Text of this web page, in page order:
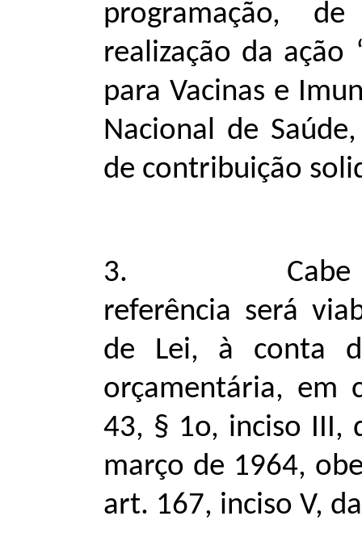
programação,
realização da ação
para Vacinas e
Nacional de
de contribuição
3. Cabe
referência será
de Lei, à conta
orçamentária, em
43, § 1o, inciso III,
março de 1964,
art. 167, inciso V,